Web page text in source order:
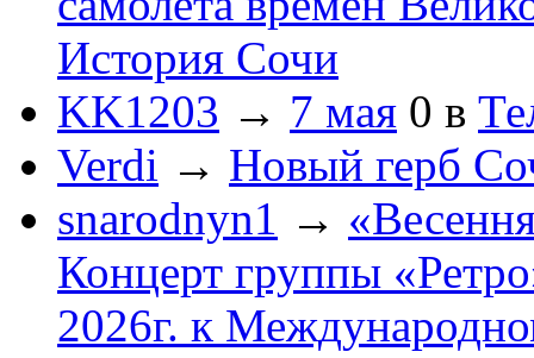
История Сочи
KK1203 → 7 мая 0 в
Verdi → Новый герб
snarodnyn1 →
Концерт группы
2026г. к